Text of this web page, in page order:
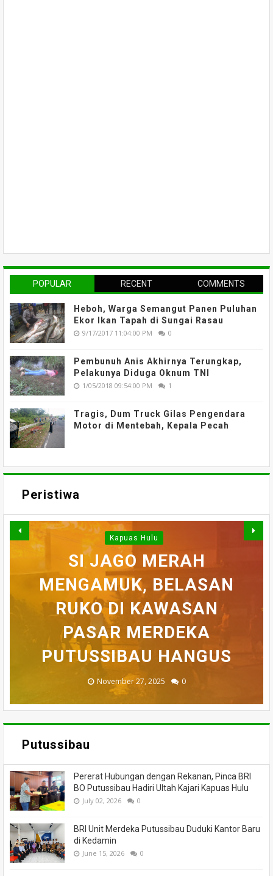
POPULAR RECENT COMMENTS
Heboh, Warga Semangut Panen Puluhan
Ekor Ikan Tapah di Sungai Rasau
9/17/2017 11:04:00 PM 0
Pembunuh Anis Akhirnya Terungkap,
Pelakunya Diduga Oknum TNI
1/05/2018 09:54:00 PM 1
Tragis, Dum Truck Gilas Pengendara
Motor di Mentebah, Kepala Pecah
Peristiwa
WARGA DESA SEI AJUNG
YANG DILAPORKAN
HILANG SAAT
MEMANCING DITEMUKAN
MENINGGAL DUNIA
July 05, 2026 0
Kapuas Hulu
SI JAGO MERAH
MENGAMUK, BELASAN
RUKO DI KAWASAN
PASAR MERDEKA
PUTUSSIBAU HANGUS
November 27, 2025 0
PEDULI KORBAN
KEBAKARAN, KORAMIL
BADAU BERI BANTUAN
March 26, 2025 0
BELASAN TOKO PAKAIAN
DI PUTUSSIBAU LUDES
DILALAP API
March 13, 2025 0
SEMPAT SEKARAT, H
AKHIRNYA TEWAS
SETELAH 'DIHAKIMI'
MASSA
February 18, 2025 0
Putussibau
Pererat Hubungan dengan Rekanan, Pinca BRI
BO Putussibau Hadiri Ultah Kajari Kapuas Hulu
July 02, 2026 0
BRI Unit Merdeka Putussibau Duduki Kantor Baru
di Kedamin
June 15, 2026 0